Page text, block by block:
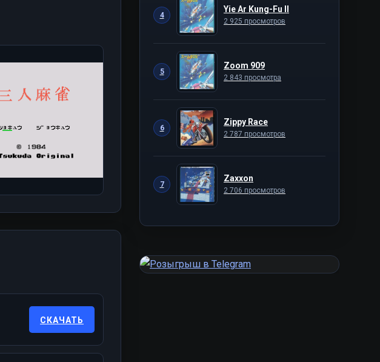
СКАЧАТЬ
4
Yie Ar Kung-Fu II
2 925 просмотров
5
Zoom 909
2 843 просмотра
6
Zippy Race
2 787 просмотров
7
Zaxxon
2 706 просмотров